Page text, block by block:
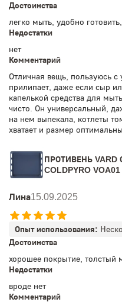
Достоинства
легко мыть, удобно
Недостатки
нет
Комментарий
Отличная вещь, пользуюсь с
прилипает, даже если сыр
капелькой средства для
чисто. Он универсальный,
на нем выпекала, котлеты
хватает и размер
ПРОТИВЕНЬ
COLDPYRO VOA01
Лина15.09.2025
Опыт использования:
Достоинства
хорошее покрытие, толстый
Недостатки
вроде нет
Комментарий